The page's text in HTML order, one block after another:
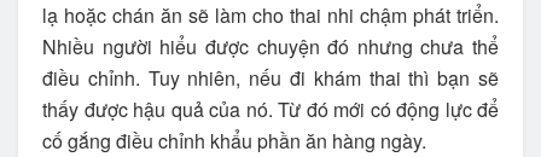
lạ hoặc chán ăn sẽ làm cho thai nhi chậm phát triển.
Nhiều người hiểu được chuyện đó nhưng chưa thể
điều chỉnh. Tuy nhiên, nếu đi khám thai thì bạn sẽ
thấy được hậu quả của nó. Từ đó mới có động lực để
cố gắng điều chỉnh khẩu phần ăn hàng ngày.